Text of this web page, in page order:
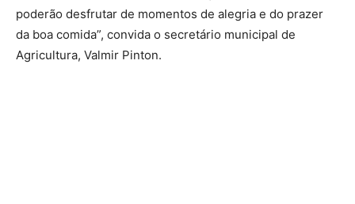
poderão desfrutar de momentos de alegria e do prazer
da boa comida”, convida o secretário municipal de
Agricultura, Valmir Pinton.